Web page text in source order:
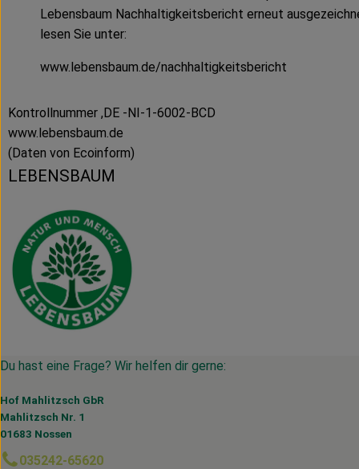
Lebensbaum Nachhaltigkeitsbericht erneut
lesen Sie unter:
www.lebensbaum.de/nachhaltigkeitsbericht
Kontrollnummer ,DE -NI-1-6002-BCD
www.lebensbaum.de
(Daten von Ecoinform)
LEBENSBAUM
Du hast eine Frage? Wir helfen dir gerne:
Hof Mahlitzsch GbR
Mahlitzsch Nr. 1
01683 Nossen
035242-65620